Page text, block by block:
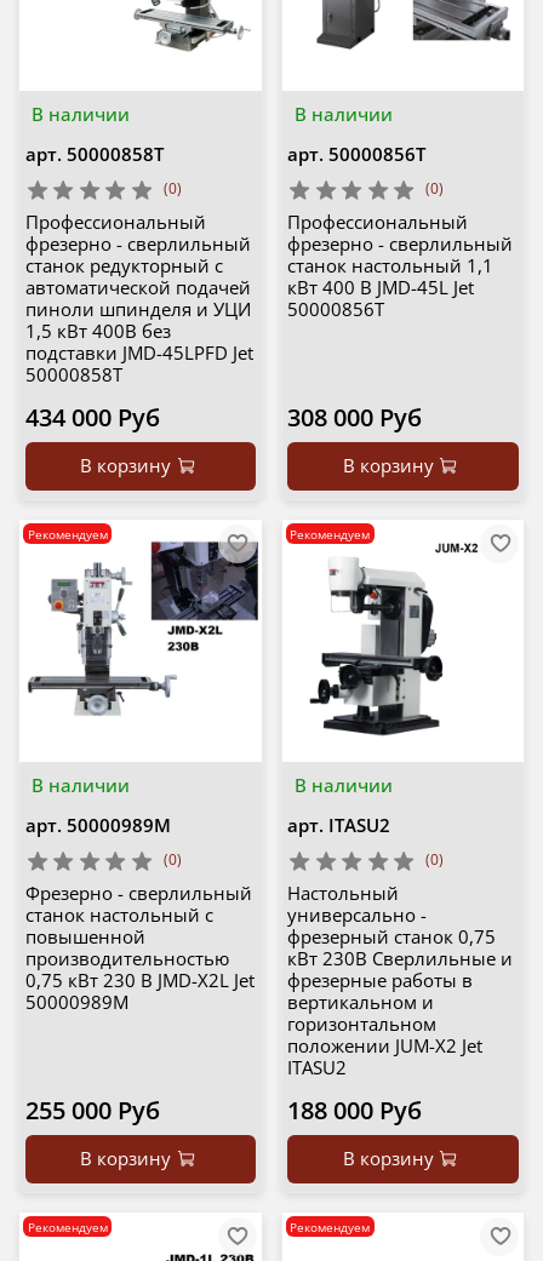
В наличии
арт. 50000858T
(0)
Профессиональный
фрезерно - сверлильный
станок редукторный с
автоматической подачей
пиноли шпинделя и УЦИ
1,5 кВт 400В без
подставки JMD-45LPFD Jet
50000858T
434 000 Руб
В корзину
В наличии
арт. 50000856T
(0)
Профессиональный
фрезерно - сверлильный
станок настольный 1,1
кВт 400 В JMD-45L Jet
50000856T
308 000 Руб
В корзину
В наличии
Рекомендуем
арт. 50000989M
(0)
Фрезерно - сверлильный
станок настольный с
повышенной
производительностью
0,75 кВт 230 В JMD-X2L Jet
50000989M
255 000 Руб
В корзину
В наличии
Рекомендуем
арт. ITASU2
(0)
Настольный
универсально -
фрезерный станок 0,75
кВт 230В Сверлильные и
фрезерные работы в
вертикальном и
горизонтальном
положении JUM-X2 Jet
ITASU2
188 000 Руб
В корзину
Рекомендуем Рекомендуем